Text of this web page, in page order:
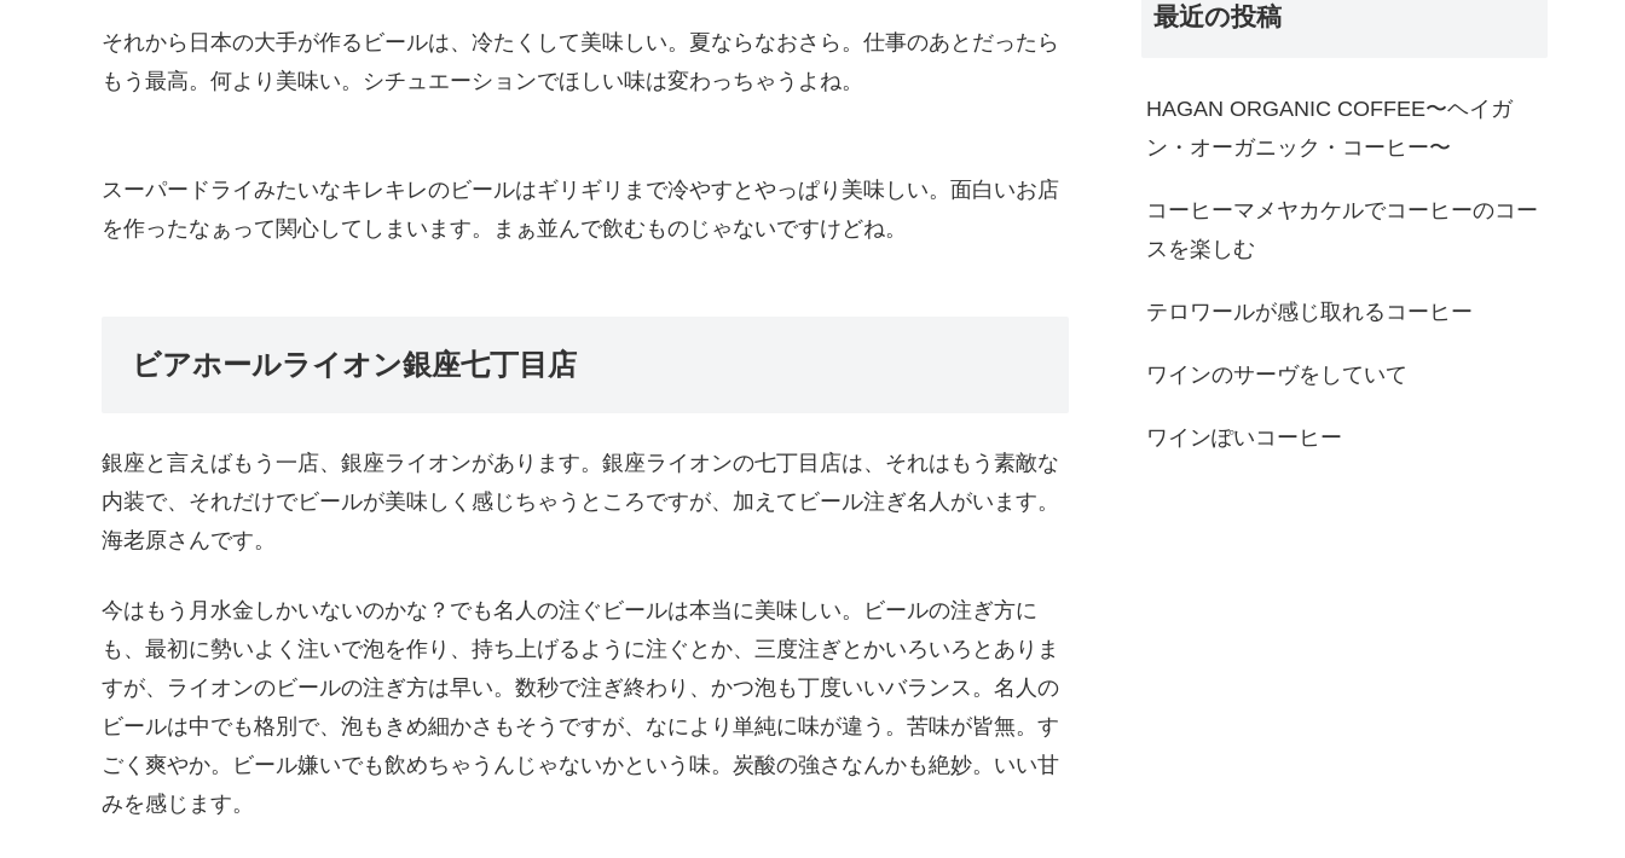
それから日本の大手が作るビールは、冷たくして美味しい。夏ならなおさら。仕事のあとだったら
もう最高。何より美味い。シチュエーションでほしい味は変わっちゃうよね。
スーパードライみたいなキレキレのビールはギリギリまで冷やすとやっぱり美味しい。面白いお店
を作ったなぁって関心してしまいます。まぁ並んで飲むものじゃないですけどね。
ビアホールライオン銀座七丁目店
銀座と言えばもう一店、銀座ライオンがあります。銀座ライオンの七丁目店は、それはもう素敵な
内装で、それだけでビールが美味しく感じちゃうところですが、加えてビール注ぎ名人がいます。
海老原さんです。
今はもう月水金しかいないのかな？でも名人の注ぐビールは本当に美味しい。ビールの注ぎ方に
も、最初に勢いよく注いで泡を作り、持ち上げるように注ぐとか、三度注ぎとかいろいろとありま
すが、ライオンのビールの注ぎ方は早い。数秒で注ぎ終わり、かつ泡も丁度いいバランス。名人の
ビールは中でも格別で、泡もきめ細かさもそうですが、なにより単純に味が違う。苦味が皆無。す
ごく爽やか。ビール嫌いでも飲めちゃうんじゃないかという味。炭酸の強さなんかも絶妙。いい甘
みを感じます。
最近の投稿
HAGAN ORGANIC COFFEE〜ヘイガ
ン・オーガニック・コーヒー〜
コーヒーマメヤカケルでコーヒーのコー
スを楽しむ
テロワールが感じ取れるコーヒー
ワインのサーヴをしていて
ワインぽいコーヒー